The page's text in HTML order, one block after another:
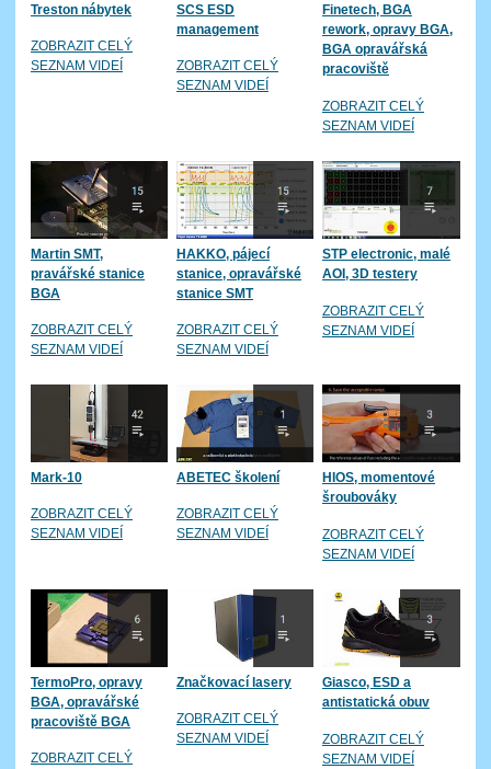
Treston nábytek
ZOBRAZIT CELÝ
SEZNAM VIDEÍ
SCS ESD
management
ZOBRAZIT CELÝ
SEZNAM VIDEÍ
Finetech, BGA
rework, opravy BGA,
BGA opravářská
pracoviště
ZOBRAZIT CELÝ
SEZNAM VIDEÍ
Martin SMT,
pravářské stanice
BGA
ZOBRAZIT CELÝ
SEZNAM VIDEÍ
HAKKO, pájecí
stanice, opravářské
stanice SMT
ZOBRAZIT CELÝ
SEZNAM VIDEÍ
STP electronic, malé
AOI, 3D testery
ZOBRAZIT CELÝ
SEZNAM VIDEÍ
Mark-10
ZOBRAZIT CELÝ
SEZNAM VIDEÍ
ABETEC školení
ZOBRAZIT CELÝ
SEZNAM VIDEÍ
HIOS, momentové
šroubováky
ZOBRAZIT CELÝ
SEZNAM VIDEÍ
TermoPro, opravy
BGA, opravářské
pracoviště BGA
ZOBRAZIT CELÝ
Značkovací lasery
ZOBRAZIT CELÝ
SEZNAM VIDEÍ
Giasco, ESD a
antistatická obuv
ZOBRAZIT CELÝ
SEZNAM VIDEÍ